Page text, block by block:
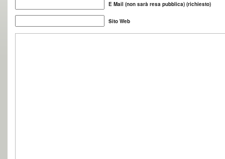
E Mail (non sarà resa pubblica) (richiesto)
Sito Web